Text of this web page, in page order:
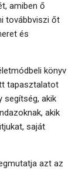
amiben ő
továbbviszi őt
és
könyv
tapasztalatot
segítség, akik
akik
saját
azt az